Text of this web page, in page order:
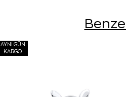
AYNI GÜN
KARGO